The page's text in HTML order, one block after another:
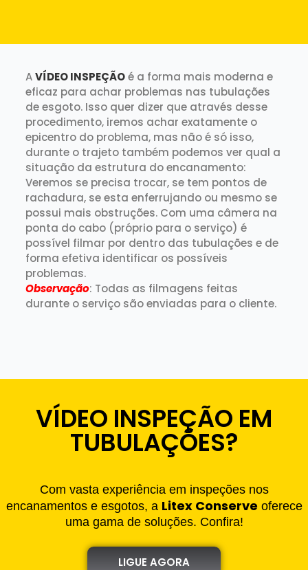
AVÍDEO INSPEÇÃOé a forma mais moderna e
eficaz para achar problemas nas tubulações
de esgoto. Isso quer dizer que através desse
procedimento, iremos achar exatamente o
epicentro do problema, mas não é só isso,
durante o trajeto também podemos ver qual a
situação da estrutura do encanamento:
Veremos se precisa trocar, se tem pontos de
rachadura, se esta enferrujando ou mesmo se
possui mais obstruções. Com uma câmera na
ponta do cabo (próprio para o serviço) é
possível filmar por dentro das tubulações e de
forma efetiva identificar os possíveis
problemas.
Observação: Todas as filmagens feitas
durante o serviço são enviadas para o cliente.
VÍDEO INSPEÇÃO EM
TUBULAÇÕES?
Com vasta experiência em inspeções nos
encanamentos e esgotos, a Litex Conserve oferece
uma gama de soluções. Confira!
LIGUE AGORA